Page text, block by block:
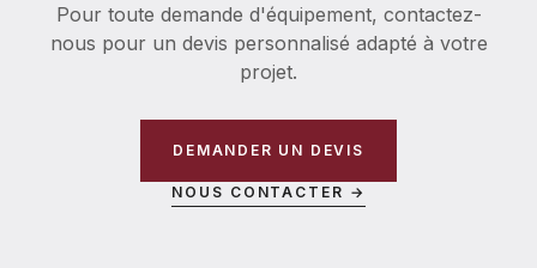
Pour toute demande d'équipement, contactez-
nous pour un devis personnalisé adapté à votre
projet.
DEMANDER UN DEVIS
NOUS CONTACTER →